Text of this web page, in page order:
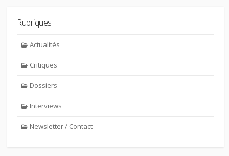
Rubriques
Actualités
Critiques
Dossiers
Interviews
Newsletter / Contact